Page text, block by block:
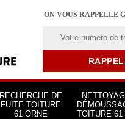
ON VOUS RAPPELLE
RECHERCHE DE
FUITE TOITURE
61 ORNE
TOITURE 61